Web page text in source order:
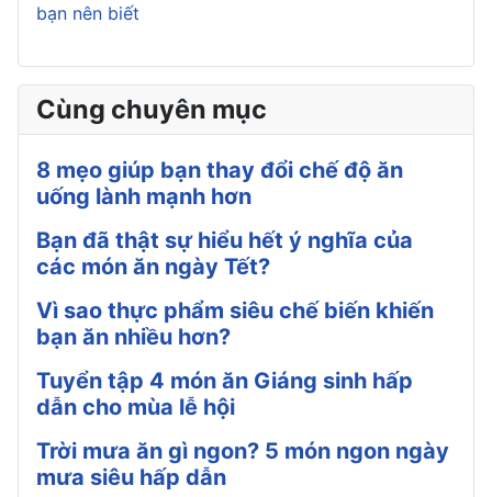
bạn nên biết
Cùng chuyên mục
8 mẹo giúp bạn thay đổi chế độ ăn
uống lành mạnh hơn
Bạn đã thật sự hiểu hết ý nghĩa của
các món ăn ngày Tết?
Vì sao thực phẩm siêu chế biến khiến
bạn ăn nhiều hơn?
Tuyển tập 4 món ăn Giáng sinh hấp
dẫn cho mùa lễ hội
Trời mưa ăn gì ngon? 5 món ngon ngày
mưa siêu hấp dẫn